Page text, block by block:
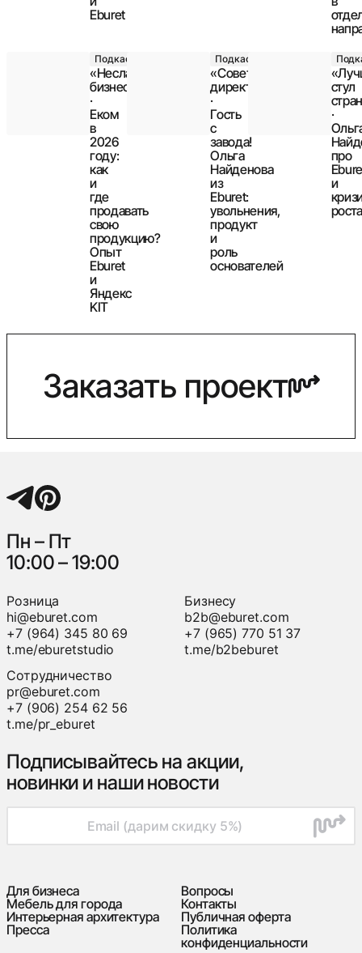
Eburet
Подкаст
«Несладкий
бизнес»
·
Еком
в
2026
году:
как
и
где
продавать
свою
продукцию?
Опыт
Eburet
и
Яндекс
KIT
Подкаст
«Совет
директоров»
·
Гость
с
завода!
Ольга
Найденова
из
Eburet:
увольнения,
продукт
и
роль
основателей
стул
·
про
и
Заказать проект
Пн – Пт
10:00 – 19:00
Розница
hi@eburet.com
+7 (964) 345 80 69
t.me/eburetstudio
Бизнесу
b2b@eburet.com
+7 (965) 770 51 37
t.me/b2beburet
Сотрудничество
pr@eburet.com
+7 (906) 254 62 56
t.me/pr_eburet
Подписывайтесь на акции,
новинки и наши новости
Для бизнеса
Мебель для города
Интерьерная архитектура
Пресса
Вопросы
Контакты
Публичная оферта
Политика
конфиденциальности